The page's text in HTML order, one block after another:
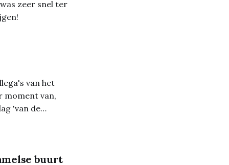
zeer snel ter
van het
moment van,
buurt